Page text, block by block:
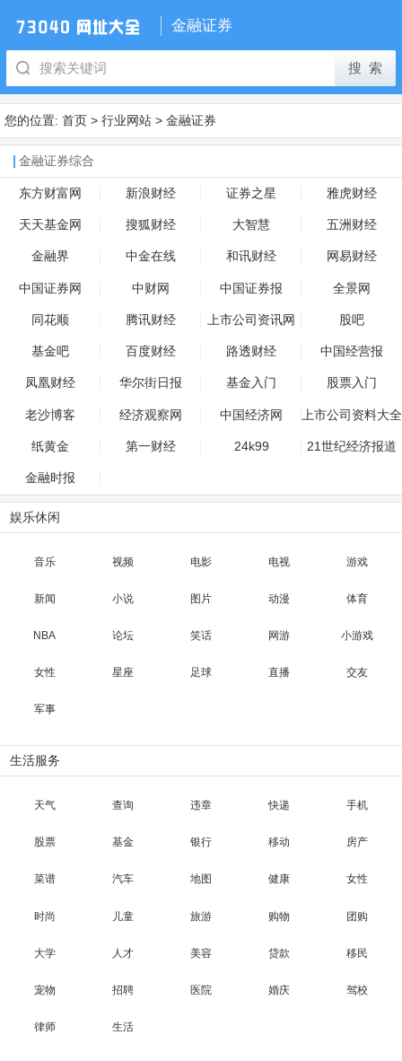
金融证券
您的位置: 首页 > 行业网站 > 金融证券
金融证券综合
东方财富网 新浪财经 证券之星 雅虎财经
天天基金网 搜狐财经 大智慧 五洲财经
金融界 中金在线 和讯财经 网易财经
中国证券网 中财网 中国证券报 全景网
同花顺 腾讯财经 上市公司资讯网 股吧
基金吧 百度财经 路透财经 中国经营报
凤凰财经 华尔街日报 基金入门 股票入门
老沙博客 经济观察网 中国经济网 上市公司资料大全
纸黄金 第一财经 24k99 21世纪经济报道
金融时报
娱乐休闲
音乐 视频 电影 电视 游戏
新闻 小说 图片 动漫 体育
NBA 论坛 笑话 网游 小游戏
女性 星座 足球 直播 交友
军事
生活服务
天气 查询 违章 快递 手机
股票 基金 银行 移动 房产
菜谱 汽车 地图 健康 女性
时尚 儿童 旅游 购物 团购
大学 人才 美容 贷款 移民
宠物 招聘 医院 婚庆 驾校
律师 生活